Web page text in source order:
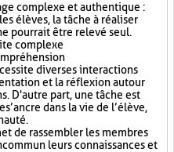
complexe et authentique :
élèves, la tâche à réaliser
pourrait être relevé seul.
complexe
diverses interactions
et la réflexion autour
D'autre part, une tâche est
dans la vie de l’élève,
de rassembler les membres
leurs connaissances et